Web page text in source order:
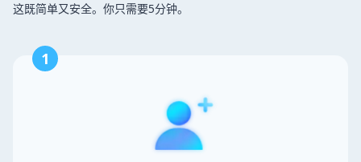
这既简单又安全。你只需要5分钟。
1